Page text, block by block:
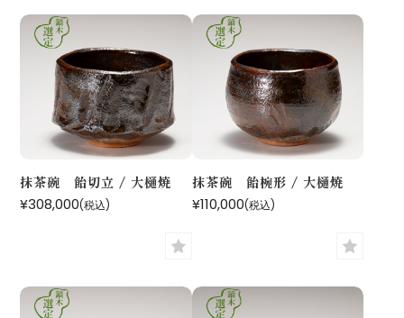
抹茶碗 飴切立 / 大樋焼
¥308,000(税込)
抹茶碗 飴椀形 / 大樋焼
¥110,000(税込)